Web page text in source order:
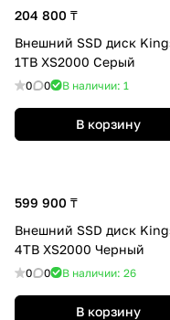
204 800 ₸
Внешний SSD диск
1TB XS2000 Серый
0 0 В наличии: 1
В корзину
599 900 ₸
Внешний SSD диск
4TB XS2000 Черный
0 0 В наличии: 26
В корзину